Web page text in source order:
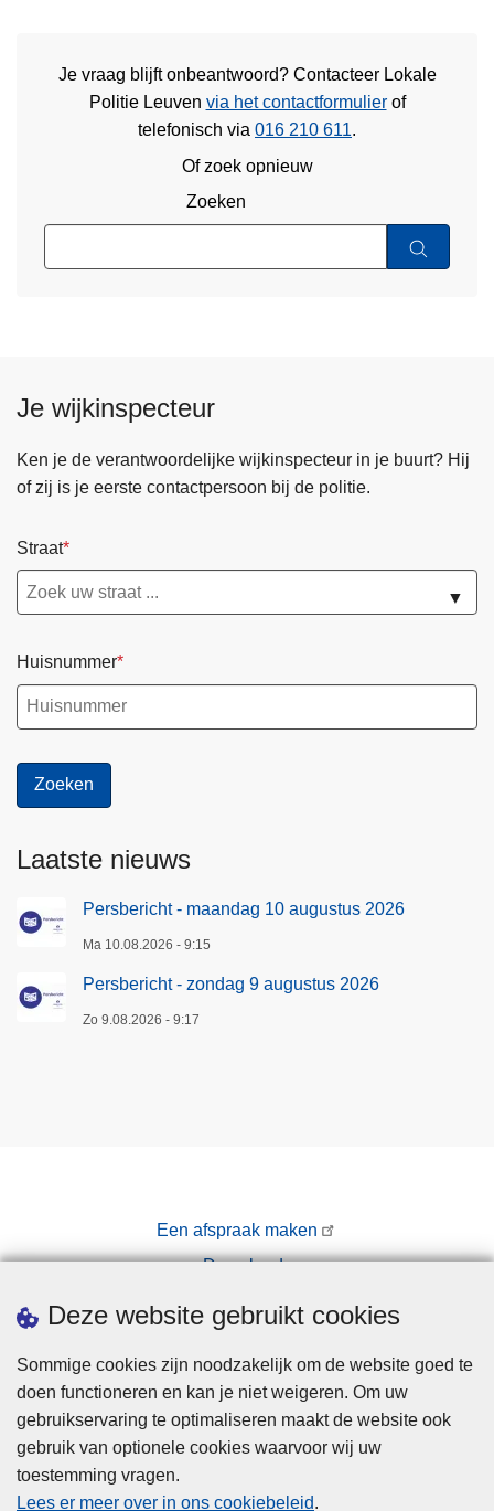
Deze website gebruikt cookies
Sommige cookies zijn noodzakelijk om de website goed te
doen functioneren en kan je niet weigeren. Om uw
gebruikservaring te optimaliseren maakt de website ook
gebruik van optionele cookies waarvoor wij uw
toestemming vragen.
Lees er meer over in ons cookiebeleid.
Je vraag blijft onbeantwoord? Contacteer Lokale
Politie Leuven via het contactformulierof
telefonisch via 016 210 611.
Of zoek opnieuw
Zoeken
Je wijkinspecteur
Ken je de verantwoordelijke wijkinspecteur in je buurt? Hij
of zij is je eerste contactpersoon bij de politie.
Straat
▼
Huisnummer
Laatste nieuws
Persbericht - maandag 10 augustus 2026
Ma 10.08.2026 - 9:15
Persbericht - zondag 9 augustus 2026
Zo 9.08.2026 - 9:17
Een afspraak maken
Downloads